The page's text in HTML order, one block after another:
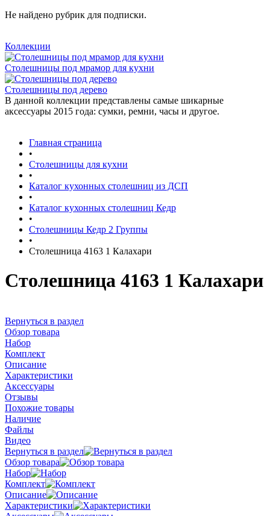
Не найдено рубрик для подписки.
Коллекции
Столешницы под мрамор для кухни
Столешницы под дерево
В данной коллекции представлены самые шикарные
аксессуары 2015 года: сумки, ремни, часы и другое.
Главная страница
•
Столешницы для кухни
•
Каталог кухонных столешниц из ДСП
•
Каталог кухонных столешниц Кедр
•
Столешницы Кедр 2 Группы
•
Столешница 4163 1 Калахари
Столешница 4163 1 Калахари
Вернуться в раздел
Обзор товара
Набор
Комплект
Описание
Характеристики
Аксессуары
Отзывы
Похожие товары
Наличие
Файлы
Видео
Вернуться в раздел
Обзор товара
Набор
Комплект
Описание
Характеристики